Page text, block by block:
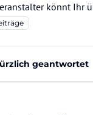
könnt Ihr
geantwortet